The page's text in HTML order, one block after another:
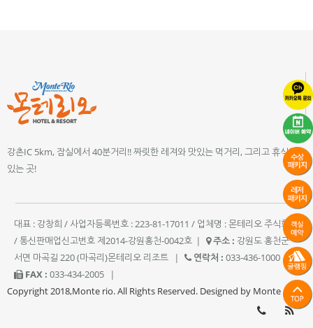
강촌IC 5km, 잠실에서 40분거리!! 짜릿한 레져와 맛있는 먹거리, 그리고 휴식이
있는 곳!
대표 : 강창희 / 사업자등록번호 : 223-81-17011 / 업체명 : 몬테리오 주식회사
/ 통신판매업신고번호 제2014-강원홍천-0042호 | 주소 : 강원도 홍천군
서면 마곡길 220 (마곡리)몬테리오 리조트
| 연락처 : 033-436-1000
|
FAX : 033-434-2005
|
Copyright 2018,Monte rio. All Rights Reserved. Designed by Monte rio.